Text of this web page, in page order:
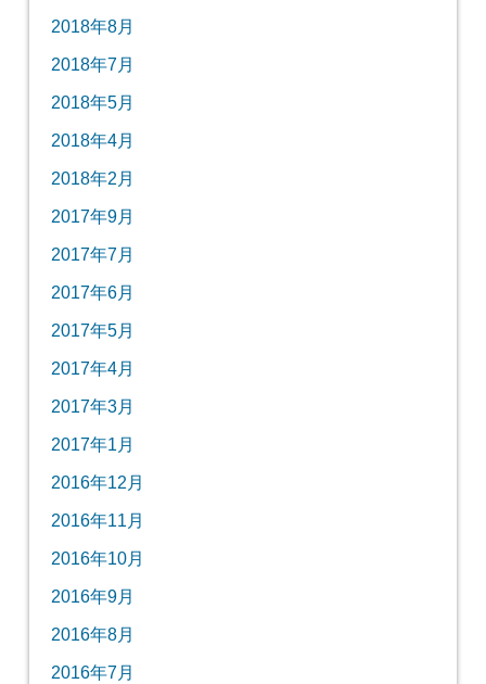
2018年8月
2018年7月
2018年5月
2018年4月
2018年2月
2017年9月
2017年7月
2017年6月
2017年5月
2017年4月
2017年3月
2017年1月
2016年12月
2016年11月
2016年10月
2016年9月
2016年8月
2016年7月